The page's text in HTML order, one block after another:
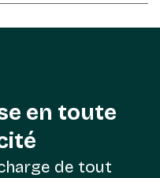
en toute
de tout